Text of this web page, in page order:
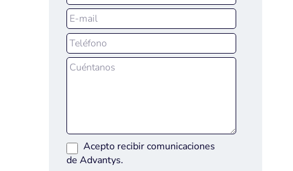
Acepto recibir comunicaciones
de Advantys.